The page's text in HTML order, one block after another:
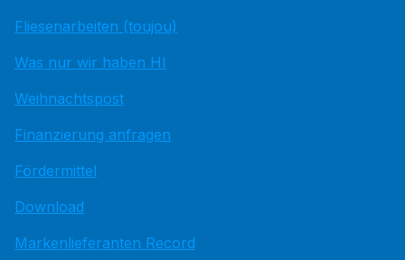
Fliesenarbeiten (toujou)
Was nur wir haben HI
Weihnachtspost
Finanzierung anfragen
Fördermittel
Download
Markenlieferanten Record